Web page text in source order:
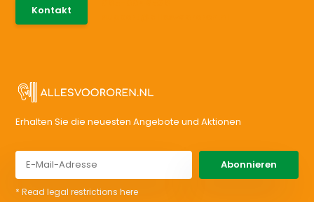
Kontakt
Erhalten Sie die neuesten Angebote und Aktionen
Abonnieren
* Read legal restrictions here